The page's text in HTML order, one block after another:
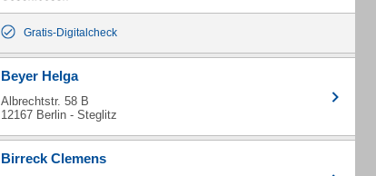
Gratis-Digitalcheck
Beyer Helga
Albrechtstr. 58 B
12167 Berlin - Steglitz
Birreck Clemens